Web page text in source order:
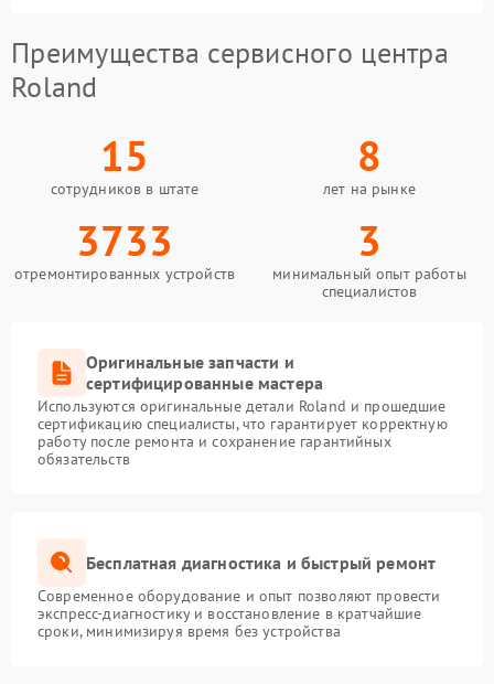
Преимущества сервисного центра
Roland
15
сотрудников в штате
8
лет на рынке
3733
отремонтированных устройств
3
минимальный опыт работы
специалистов
Оригинальные запчасти и
сертифицированные мастера
Используются оригинальные детали Roland и прошедшие
сертификацию специалисты, что гарантирует корректную
работу после ремонта и сохранение гарантийных
обязательств
Бесплатная диагностика и быстрый ремонт
Современное оборудование и опыт позволяют провести
экспресс-диагностику и восстановление в кратчайшие
сроки, минимизируя время без устройства